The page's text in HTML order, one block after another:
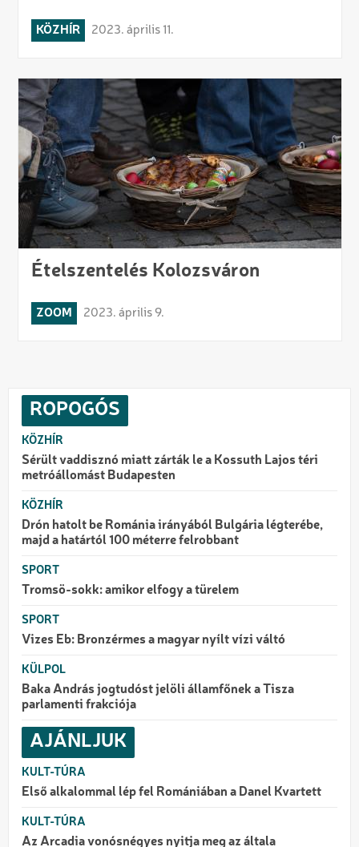
KÖZHÍR 2023. április 11.
Ételszentelés Kolozsváron
ZOOM 2023. április 9.
ROPOGÓS
KÖZHÍR
Sérült vaddisznó miatt zárták le a Kossuth Lajos téri
metróállomást Budapesten
KÖZHÍR
Drón hatolt be Románia irányából Bulgária légterébe,
majd a határtól 100 méterre felrobbant
SPORT
Tromsö-sokk: amikor elfogy a türelem
SPORT
Vizes Eb: Bronzérmes a magyar nyílt vízi váltó
KÜLPOL
Baka András jogtudóst jelöli államfőnek a Tisza
parlamenti frakciója
AJÁNLJUK
KULT-TÚRA
Első alkalommal lép fel Romániában a Danel Kvartett
KULT-TÚRA
Az Arcadia vonósnégyes nyitja meg az általa